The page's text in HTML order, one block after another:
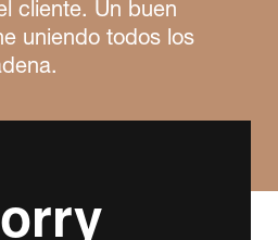
cliente. Un buen
uniendo todos los